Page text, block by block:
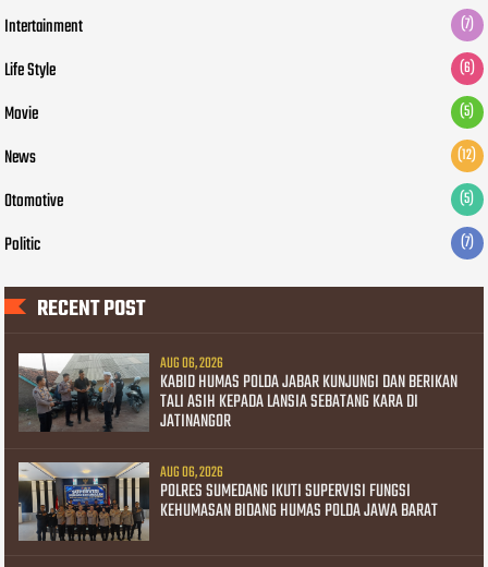
Intertainment (7)
Life Style (6)
Movie (5)
News (12)
Otomotive (5)
Politic (7)
RECENT POST
AUG 06, 2026
KABID HUMAS POLDA JABAR KUNJUNGI DAN BERIKAN
TALI ASIH KEPADA LANSIA SEBATANG KARA DI
JATINANGOR
AUG 06, 2026
POLRES SUMEDANG IKUTI SUPERVISI FUNGSI
KEHUMASAN BIDANG HUMAS POLDA JAWA BARAT